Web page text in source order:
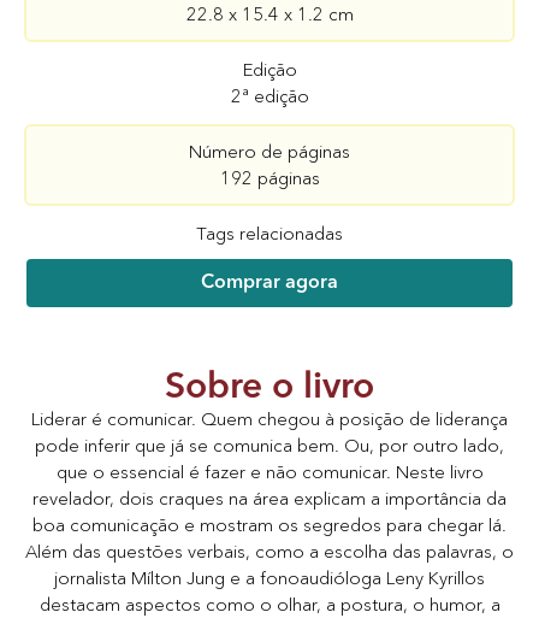
22.8 x 15.4 x 1.2 cm
Edição
2ª edição
Número de páginas
192 páginas
Tags relacionadas
Comprar agora
Sobre o livro
Liderar é comunicar. Quem chegou à posição de liderança
pode inferir que já se comunica bem. Ou, por outro lado,
que o essencial é fazer e não comunicar. Neste livro
revelador, dois craques na área explicam a importância da
boa comunicação e mostram os segredos para chegar lá.
Além das questões verbais, como a escolha das palavras, o
jornalista Mílton Jung e a fonoaudióloga Leny Kyrillos
destacam aspectos como o olhar, a postura, o humor, a